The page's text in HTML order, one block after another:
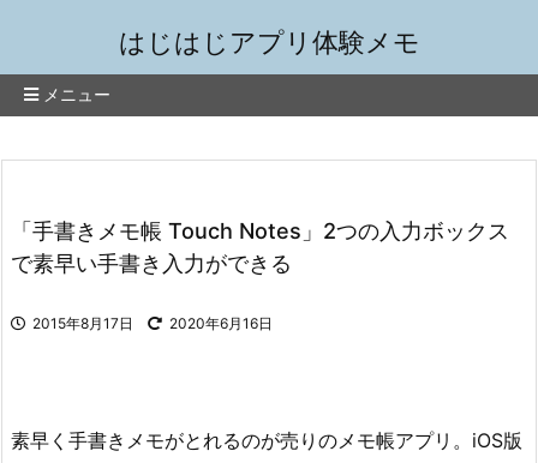
はじはじアプリ体験メモ
メニュー
「手書きメモ帳 Touch Notes」2つの入力ボックス
で素早い手書き入力ができる
2015年8月17日 2020年6月16日
素早く手書きメモがとれるのが売りのメモ帳アプリ。iOS版